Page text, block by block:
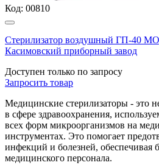
Код: 00810
Стерилизатор воздушный ГП-40
Касимовский приборный завод
Доступен только по запросу
Запросить товар
Медицинские стерилизаторы - это
в сфере здравоохранения,
всех форм микроорганизмов на
инструментах. Это помогает
инфекций и болезней, обеспечивая
медицинского персонала.